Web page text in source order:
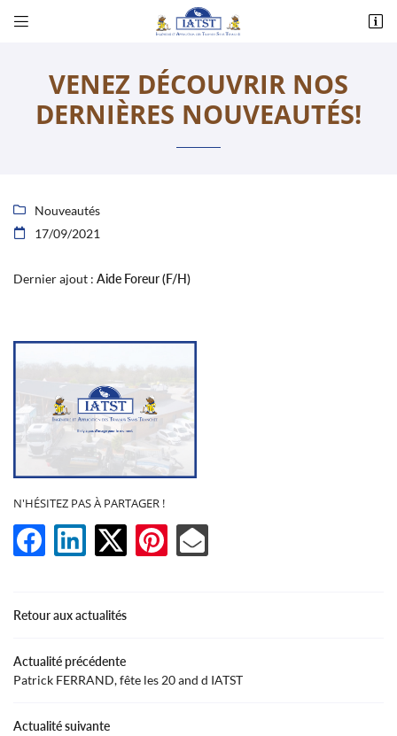
 
Corlay d’en Haut - 14, rue des Essards
02 54 31 00 48
En cochant cette case, vous consentez à recevoir nos propositions commerciales à
utilisant le formulaire de désinscription
Inscription
VENEZ DÉCOUVRIR NOS
DERNIÈRES NOUVEAUTÉS!
 Nouveautés
 17/09/2021
Dernier ajout : Aide Foreur (F/H)
N'HÉSITEZ PAS À PARTAGER !
Retour aux actualités
Actualité précédente
Patrick FERRAND, fête les 20 and d IATST
Actualité suivante